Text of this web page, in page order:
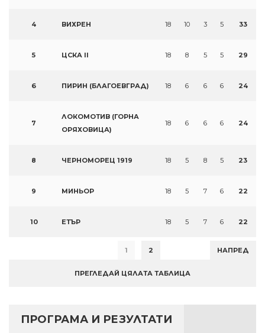
4 ВИХРЕН 18 10 3 5 33
5 ЦСКА II 18 8 5 5 29
6 ПИРИН (БЛАГОЕВГРАД) 18 6 6 6 24
7
ЛОКОМОТИВ (ГОРНА
ОРЯХОВИЦА)
18 6 6 6 24
8 ЧЕРНОМОРЕЦ 1919 18 5 8 5 23
9 МИНЬОР 18 5 7 6 22
10 ЕТЪР 18 5 7 6 22
1 2 НАПРЕД
ПРЕГЛЕДАЙ ЦЯЛАТА ТАБЛИЦА
ПРОГРАМА И РЕЗУЛТАТИ